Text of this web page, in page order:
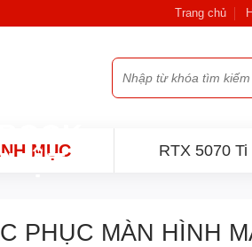
Trang chủ
Tìm
kiếm:
MỤC RTX 5070 Ti
PHỤC MÀN HÌNH